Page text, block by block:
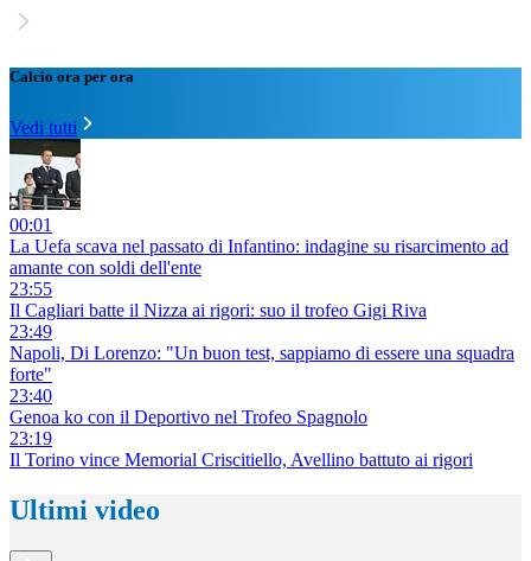
Calcio ora per ora
Vedi tutti
00:01
La Uefa scava nel passato di Infantino: indagine su risarcimento ad
amante con soldi dell'ente
23:55
Il Cagliari batte il Nizza ai rigori: suo il trofeo Gigi Riva
23:49
Napoli, Di Lorenzo: "Un buon test, sappiamo di essere una squadra
forte"
23:40
Genoa ko con il Deportivo nel Trofeo Spagnolo
23:19
Il Torino vince Memorial Criscitiello, Avellino battuto ai rigori
Ultimi video